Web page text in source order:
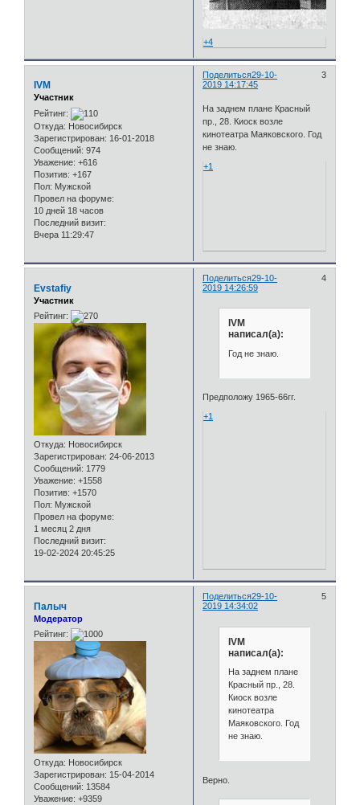
+4
Поделиться 3
29-10-
2019 14:17:45
IVM
Участник
Рейтинг:
Откуда: Новосибирск
Зарегистрирован: 16-01-2018
Сообщений: 974
Уважение: +616
Позитив: +167
Пол: Мужской
Провел на форуме:
10 дней 18 часов
Последний визит:
Вчера 11:29:47
На заднем плане Красный
пр., 28. Киоск возле
кинотеатра Маяковского. Год
не знаю.
+1
Поделиться 4
29-10-
2019 14:26:59
Evstafiy
Участник
Рейтинг:
Откуда: Новосибирск
Зарегистрирован: 24-06-2013
Сообщений: 1779
Уважение: +1558
Позитив: +1570
Пол: Мужской
Провел на форуме:
1 месяц 2 дня
Последний визит:
19-02-2024 20:45:25
IVM
написал(а):
Год не знаю.
Предположу 1965-66гг.
+1
Поделиться 5
29-10-
2019 14:34:02
Палыч
Модератор
Рейтинг:
Откуда: Новосибирск
Зарегистрирован: 15-04-2014
Сообщений: 13584
Уважение: +9359
IVM
написал(а):
На заднем плане
Красный пр., 28.
Киоск возле
кинотеатра
Маяковского. Год
не знаю.
Верно.